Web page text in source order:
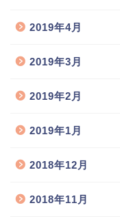
2019年4月
2019年3月
2019年2月
2019年1月
2018年12月
2018年11月